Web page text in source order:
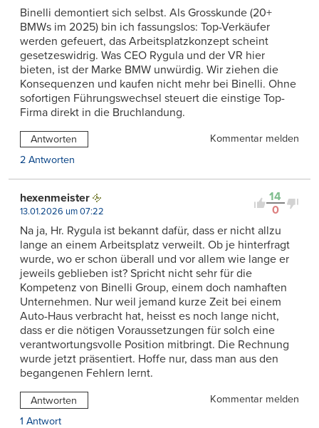
Binelli demontiert sich selbst. Als Grosskunde (20+
BMWs im 2025) bin ich fassungslos: Top-Verkäufer
werden gefeuert, das Arbeitsplatzkonzept scheint
gesetzeswidrig. Was CEO Rygula und der VR hier
bieten, ist der Marke BMW unwürdig. Wir ziehen die
Konsequenzen und kaufen nicht mehr bei Binelli. Ohne
sofortigen Führungswechsel steuert die einstige Top-
Firma direkt in die Bruchlandung.
Antworten
Kommentar melden
2 Antworten
14
0
hexenmeister
13.01.2026 um 07:22
Na ja, Hr. Rygula ist bekannt dafür, dass er nicht allzu
lange an einem Arbeitsplatz verweilt. Ob je hinterfragt
wurde, wo er schon überall und vor allem wie lange er
jeweils geblieben ist? Spricht nicht sehr für die
Kompetenz von Binelli Group, einem doch namhaften
Unternehmen. Nur weil jemand kurze Zeit bei einem
Auto-Haus verbracht hat, heisst es noch lange nicht,
dass er die nötigen Voraussetzungen für solch eine
verantwortungsvolle Position mitbringt. Die Rechnung
wurde jetzt präsentiert. Hoffe nur, dass man aus den
begangenen Fehlern lernt.
Antworten
Kommentar melden
1 Antwort